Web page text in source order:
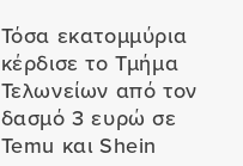
Τόσα εκατομμύρια
κέρδισε το Τμήμα
Τελωνείων από τον
δασμό 3 ευρώ σε
Temu και Shein